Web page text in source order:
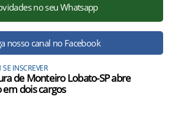
no seu Whatsapp
nosso canal no Facebook
SE INSCREVER
de Monteiro Lobato-SP abre
em dois cargos